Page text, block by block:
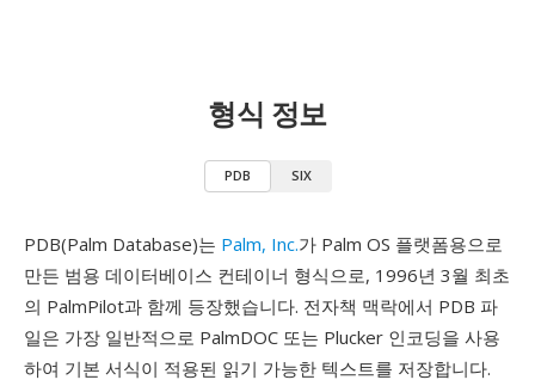
형식 정보
PDB SIX
PDB(Palm Database)는 Palm, Inc.가 Palm OS 플랫폼용으로
만든 범용 데이터베이스 컨테이너 형식으로, 1996년 3월 최초
의 PalmPilot과 함께 등장했습니다. 전자책 맥락에서 PDB 파
일은 가장 일반적으로 PalmDOC 또는 Plucker 인코딩을 사용
하여 기본 서식이 적용된 읽기 가능한 텍스트를 저장합니다.